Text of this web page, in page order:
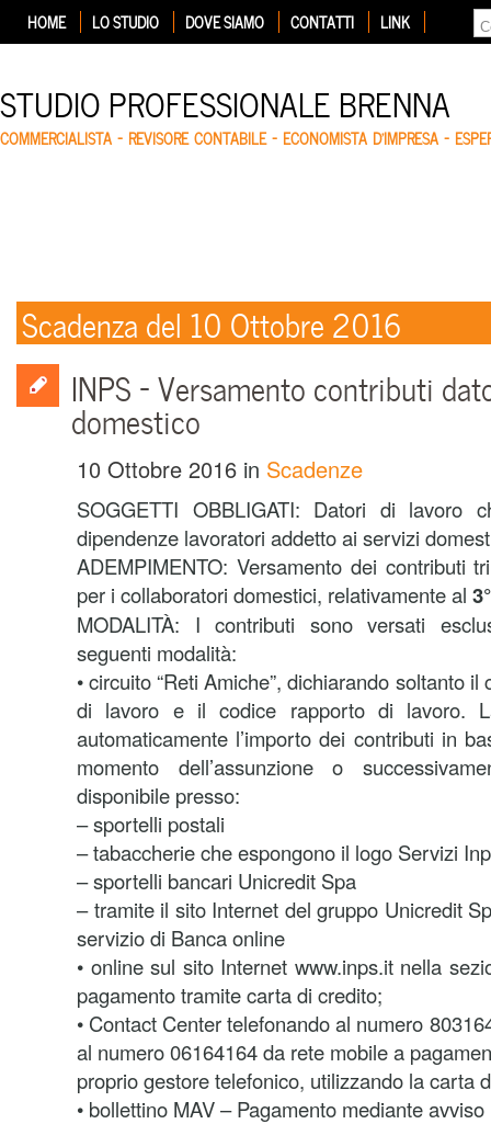
HOME LO STUDIO DOVE SIAMO CONTATTI LINK
STUDIO PROFESSIONALE BRENNA
COMMERCIALISTA – REVISORE CONTABILE – ECONOMISTA D'IMPRESA –
Scadenza del 10 Ottobre 2016
INPS – Versamento contributi
domestico
10 Ottobre 2016 in Scadenze
SOGGETTI OBBLIGATI: Datori di lavoro
dipendenze lavoratori addetto ai servizi
ADEMPIMENTO: Versamento dei contributi
per i collaboratori domestici, relativamente al
MODALITÀ: I contributi sono versati
seguenti modalità:
• circuito “Reti Amiche”, dichiarando soltanto
di lavoro e il codice rapporto di lavoro.
automaticamente l’importo dei contributi in
momento dell’assunzione o
disponibile presso:
– sportelli postali
– tabaccherie che espongono il logo Servizi
– sportelli bancari Unicredit Spa
– tramite il sito Internet del gruppo Unicredit
servizio di Banca online
• online sul sito Internet www.inps.it nella
pagamento tramite carta di credito;
• Contact Center telefonando al numero
al numero 06164164 da rete mobile a
proprio gestore telefonico, utilizzando la carta
• bollettino MAV – Pagamento mediante avviso